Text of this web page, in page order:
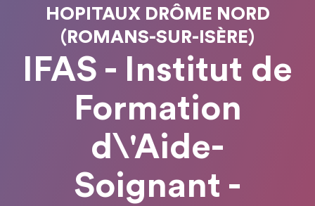
HOPITAUX DRÔME NORD
(ROMANS-SUR-ISÈRE)
IFAS - Institut de
Formation
d\'Aide-
Soignant -